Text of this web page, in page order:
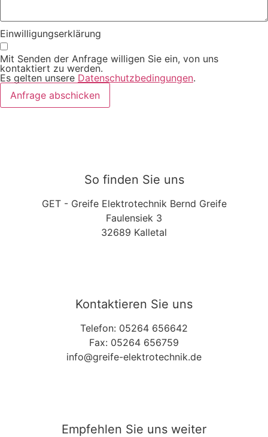
Einwilligungserklärung
Mit Senden der Anfrage willigen Sie ein, von uns
kontaktiert zu werden.
Es gelten unsere Datenschutzbedingungen.
Anfrage abschicken
So finden Sie uns
GET - Greife Elektrotechnik Bernd Greife
Faulensiek 3
32689 Kalletal
Kontaktieren Sie uns
Telefon: 05264 656642
Fax: 05264 656759
info@greife-elektrotechnik.de
Empfehlen Sie uns weiter